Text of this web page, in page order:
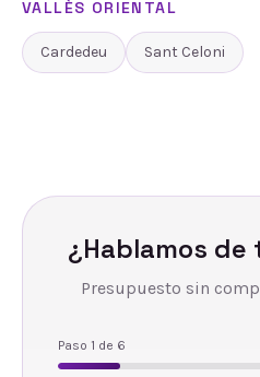
VALLÈS ORIENTAL
Cardedeu Sant Celoni
¿Hablamos
Presupuesto sin
Paso 1 de 6